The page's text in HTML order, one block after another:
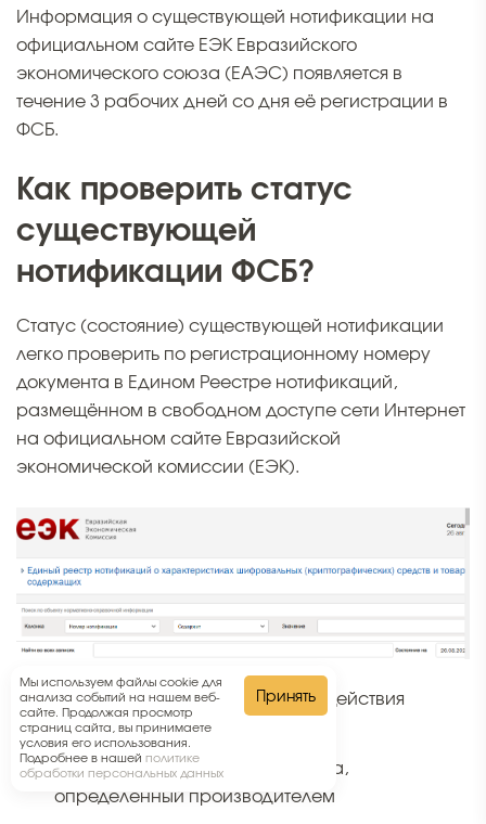
Информация о существующей нотификации на
официальном сайте ЕЭК Евразийского
экономического союза (ЕАЭС) появляется в
течение 3 рабочих дней со дня её регистрации в
ФСБ.
Как проверить статус
существующей
нотификации ФСБ?
Статус (состояние) существующей нотификации
легко проверить по регистрационному номеру
документа в Едином Реестре нотификаций,
размещённом в свободном доступе сети Интернет
на официальном сайте Евразийской
экономической комиссии (ЕЭК).
Возможные причины прекращения действия
существующей нотификации:
Истёк срока действия документа,
определённый производителем
Мы используем файлы cookie для
анализа событий на нашем веб-
сайте. Продолжая просмотр
страниц сайта, вы принимаете
условия его использования.
Подробнее в нашей политике
обработки персональных данных
Принять